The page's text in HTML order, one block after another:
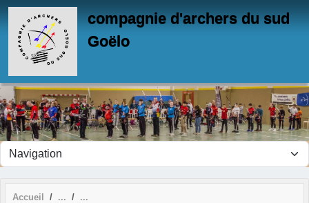
compagnie d'archers du sud
Goëlo
Accueil
Panneau de gestion des cookies